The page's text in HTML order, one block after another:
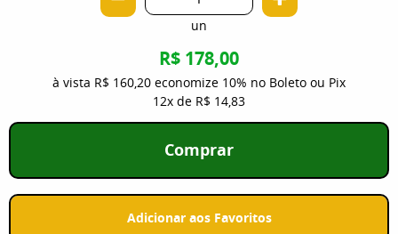
un
R$ 178,00
à vista R$ 160,20 economize 10% no Boleto ou Pix
12x de R$ 14,83
Comprar
Adicionar aos Favoritos